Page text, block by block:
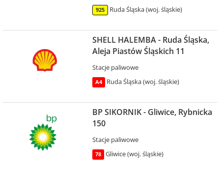
925 Ruda Śląska (woj. śląskie)
SHELL HALEMBA - Ruda Śląska,
Aleja Piastów Śląskich 11
Stacje paliwowe
A4 Ruda Śląska (woj. śląskie)
BP SIKORNIK - Gliwice, Rybnicka
150
Stacje paliwowe
78 Gliwice (woj. śląskie)